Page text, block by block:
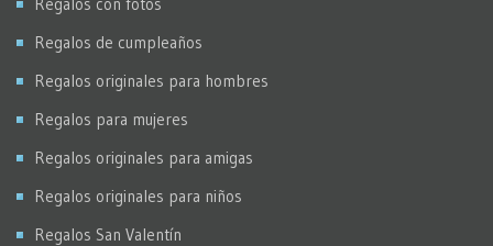
Regalos de cumpleaños
Regalos originales para hombres
Regalos para mujeres
Regalos originales para amigas
Regalos originales para niños
Regalos San Valentín